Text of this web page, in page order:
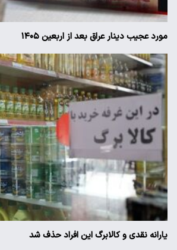
مورد عجیب دینار عراق بعد از اربعین ۱۴۰۵
یارانه نقدی و کالابرگ این افراد حذف شد